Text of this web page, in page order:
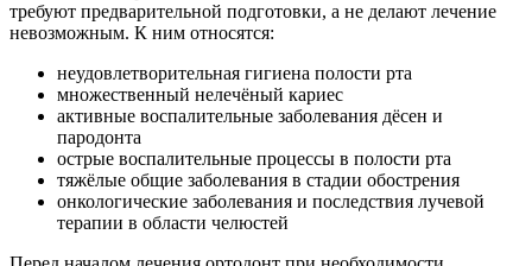
требуют предварительной подготовки, а не делают лечение
невозможным. К ним относятся:
неудовлетворительная гигиена полости рта
множественный нелечёный кариес
активные воспалительные заболевания дёсен и
пародонта
острые воспалительные процессы в полости рта
тяжёлые общие заболевания в стадии обострения
онкологические заболевания и последствия лучевой
терапии в области челюстей